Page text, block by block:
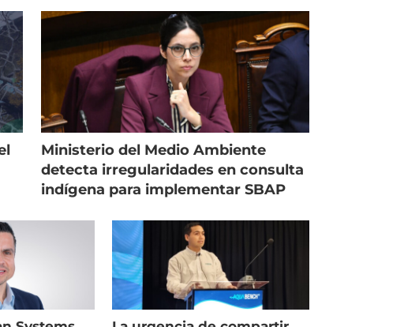
Ministerio del Medio Ambiente
detecta irregularidades en consulta
indígena para implementar SBAP